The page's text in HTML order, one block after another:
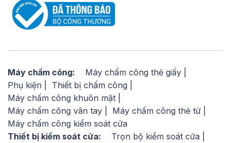
Máy chấm công:
Máy chấm công thẻ giấy
Phụ kiện
Thiết bị chấm công
Máy chấm công khuôn mặt
Máy chấm công vân tay
Máy chấm công thẻ từ
Máy chấm công kiểm soát cửa
Thiết bị kiểm soát cửa:
Trọn bộ kiểm soát cửa